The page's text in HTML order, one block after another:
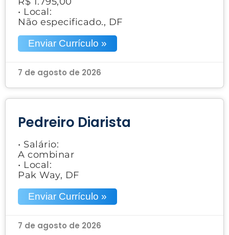
• Local:
Não especificado., DF
Enviar Currículo »
7 de agosto de 2026
Pedreiro Diarista
• Salário:
A combinar
• Local:
Pak Way, DF
Enviar Currículo »
7 de agosto de 2026